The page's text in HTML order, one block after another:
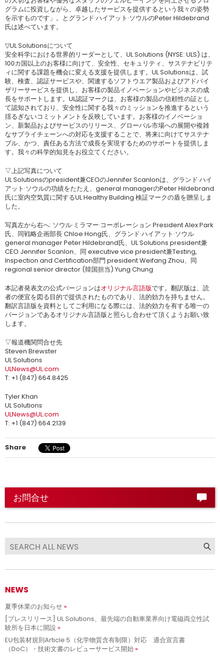
グラムに投資しながら、卓越したサービスを提供するという我々の姿勢
を示すものです」。とグランド·ハイアット·ソウルのPeter Hildebrand
氏は述べています。
▽UL Solutionsについて
安全科学における世界的リーダーとして、UL Solutions (NYSE: ULS) は、
100カ国以上のお客様に向けて、安全性、セキュリティ、サステナビリテ
ィに関する課題を機会に変える支援を提供します。UL Solutionsは、試
験、検査、認証サービスや、関連するソフトウエア製品およびアドバイ
ザリーサービスを提供し、お客様の製品イノベーションやビジネスの成
長をサポートします。UL認証マークは、お客様の製品の信頼性の証とし
て認知されており、安全性に関する我々のミッションを推進するという
揺るぎないコミットメントを反映しています。お客様のイノベーショ
ン、新製品およびサービスのリリース、グローバル市場への展開や複雑
なサプライチェーンへの対応を支援することで、将来に向けてサステナ
ブル、かつ、責任ある方法で成長を実現するためのサポートを提供しま
す。我々の科学的知見をお役立てください。
▽上記写真について
UL Solutionsのpresident兼CEOのJennifer Scanlonは、グランド·ハイ
アット·ソウルの功績をたたえ、general managerのPeter Hildebrand
氏に室内空気質に関するUL Healthy Building 検証マークの盾を贈呈しま
した。
写真左から右へ: ソウル·ミラマー·コーポレーション President Alex Park
氏、同戦略企画部長 Chloe Hong氏、グランド·ハイアット·ソウル
general manager Peter Hildebrand氏、UL Solutions president兼
CEO Jennifer Scanlon、同 executive vice president兼Testing,
Inspection and Certification部門 president Weifang Zhou、同
regional senior director (韓国担当) Yung Chung
本記者発表文の公式バージョンはオリジナル言語版です。翻訳版は、読
者の便宜を図る目的で提供されたものであり、法的効力を持ちません。
翻訳言語版を資料としてご利用になる際には、法的効力を有する唯一の
バージョンであるオリジナル言語版と照らし合わせて頂くようお願い致
します。
▽報道機関問合せ先
Steven Brewster
UL Solutions
ULNews@UL.com
T: +1 (847) 664.8425
Tyler Khan
UL Solutions
ULNews@UL.com
T: +1 (847) 664.2139
Share
お問合せ
NEWS
夏季休業のお知らせ
[プレスリリース] UL Solutions、最先端の自動車業界向け電磁両立性試
験所を日本に開設
EU包装材規則Article 5（化学物質含有制限）対応 適合宣言書
（DoC）・技術文書のレビューサービス開始